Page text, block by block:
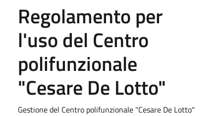
Regolamento per
l'uso del Centro
polifunzionale
"Cesare De Lotto"
Gestione del Centro polifunzionale "Cesare De Lotto"